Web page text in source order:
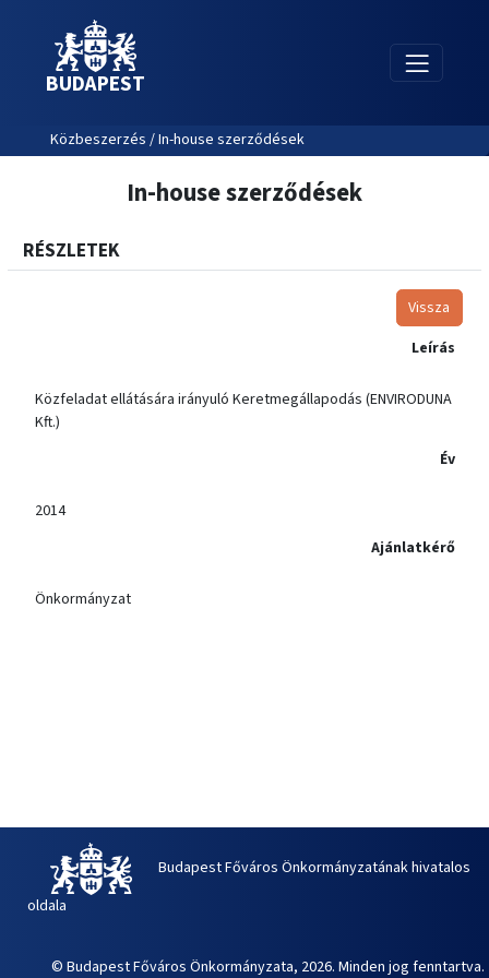
BUDAPEST
Közbeszerzés / In-house szerződések
In-house szerződések
RÉSZLETEK
Vissza
Leírás
Közfeladat ellátására irányuló Keretmegállapodás (ENVIRODUNA
Kft.)
Év
2014
Ajánlatkérő
Önkormányzat
Budapest Főváros Önkormányzatának hivatalos
oldala
© Budapest Főváros Önkormányzata, 2026. Minden jog fenntartva.